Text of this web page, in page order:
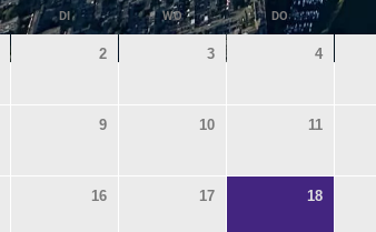
DI WO DO
2 3 4
9 10 11
16 17 18